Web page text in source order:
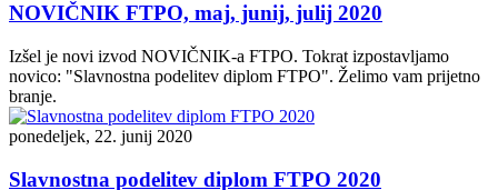
NOVIČNIK FTPO, maj, junij, julij 2020
Izšel je novi izvod NOVIČNIK-a FTPO. Tokrat izpostavljamo
novico: "Slavnostna podelitev diplom FTPO". Želimo vam prijetno
branje.
ponedeljek, 22. junij 2020
Slavnostna podelitev diplom FTPO 2020